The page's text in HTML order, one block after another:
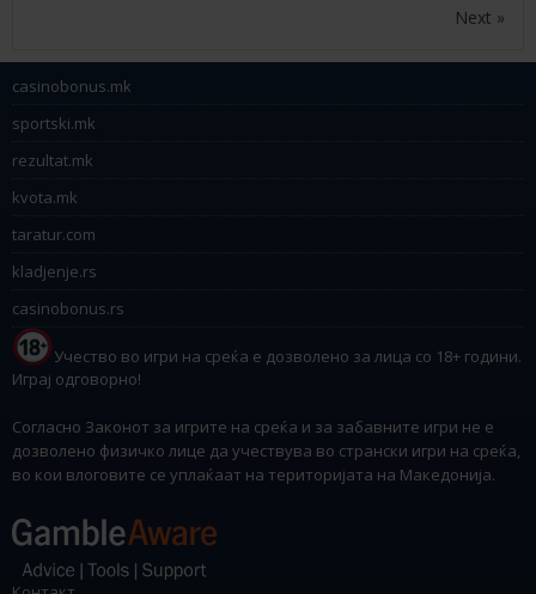
Next »
casinobonus.mk
sportski.mk
rezultat.mk
kvota.mk
taratur.com
kladjenje.rs
casinobonus.rs
Учество во игри на среќа е дозволено за лица со 18+ години.
Играј одговорно!
Согласно Законот за игрите на среќа и за забавните игри не е
дозволено физичко лице да учествува во странски игри на среќа,
во кои влоговите се уплаќаат на територијата на Македонија.